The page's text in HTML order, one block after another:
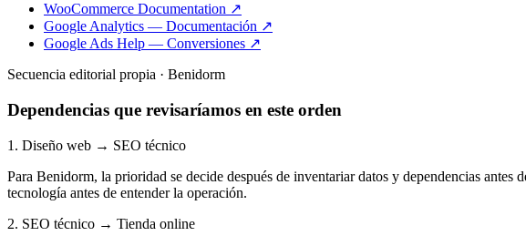
WooCommerce Documentation ↗
Google Analytics — Documentación ↗
Google Ads Help — Conversiones ↗
Secuencia editorial propia · Benidorm
Dependencias que revisaríamos en este orden
1. Diseño web → SEO técnico
Para Benidorm, la prioridad se decide después de inventariar datos y dependencias
tecnología antes de entender la operación.
2. SEO técnico → Tienda online